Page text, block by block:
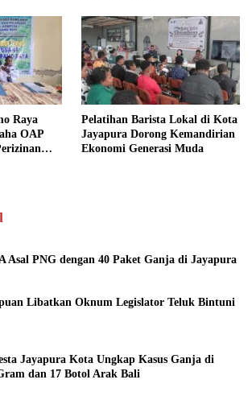
Raya
OAP
Pelatihan Barista Lokal di Kota
Jayapura Dorong Kemandirian
Ekonomi Generasi Muda
Asal PNG dengan 40 Paket Ganja di Jayapura
Libatkan Oknum Legislator Teluk Bintuni
Jayapura Kota Ungkap Kasus Ganja di
dan 17 Botol Arak Bali